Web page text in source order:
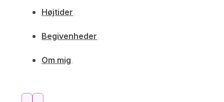
Højtider
Begivenheder
Om mig